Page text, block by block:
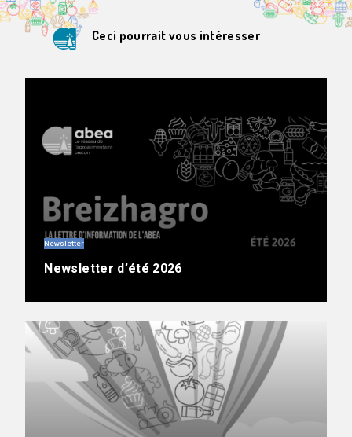
Ceci pourrait vous intéresser
Newsletter
Newsletter d’été 2026